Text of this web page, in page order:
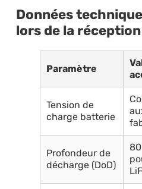
Données
lors de la réception
Paramètre
Tension de
charge batterie
Profondeur de
décharge (DoD)